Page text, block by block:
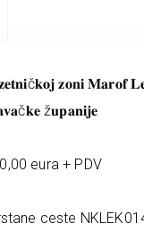
𝐳𝐨𝐧𝐢
ž𝐮𝐩𝐚𝐧𝐢𝐣𝐞
eura + PDV
ceste